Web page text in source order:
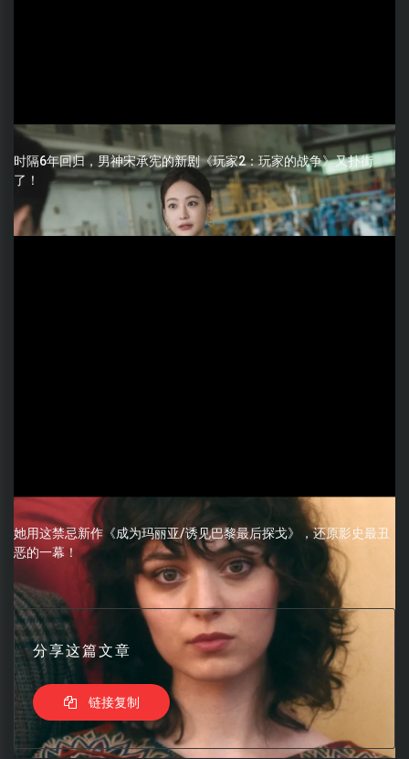
时隔6年回归，男神宋承宪的新剧《玩家2：玩家的战争》又扑街
了！
她用这禁忌新作《成为玛丽亚/诱见巴黎最后探戈》，还原影史最丑
恶的一幕！
分享这篇文章
链接复制